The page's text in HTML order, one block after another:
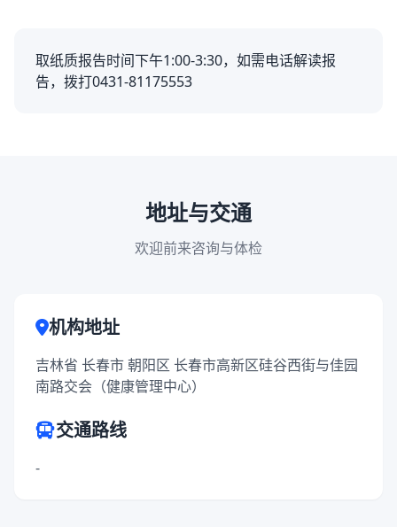
取纸质报告时间下午1:00-3:30，如需电话解读报
告，拨打0431-81175553
地址与交通
欢迎前来咨询与体检
机构地址
吉林省 长春市 朝阳区 长春市高新区硅谷西街与佳园
南路交会（健康管理中心）
交通路线
-